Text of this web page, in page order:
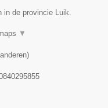
in de provincie Luik.
▼
)